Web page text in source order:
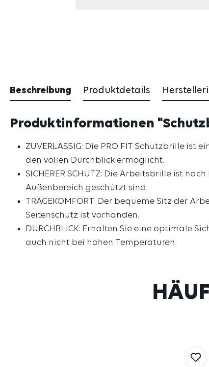
Beschreibung Produktdetails
Produktinformationen
ZUVERLÄSSIG: Die PRO FIT Schutzbrille
den vollen Durchblick ermöglicht.
SICHERER SCHUTZ: Die Arbeitsbrille ist
Außenbereich geschützt sind.
TRAGEKOMFORT: Der bequeme Sitz der
Seitenschutz ist vorhanden.
DURCHBLICK: Erhalten Sie eine optimale
auch nicht bei hohen Temperaturen.